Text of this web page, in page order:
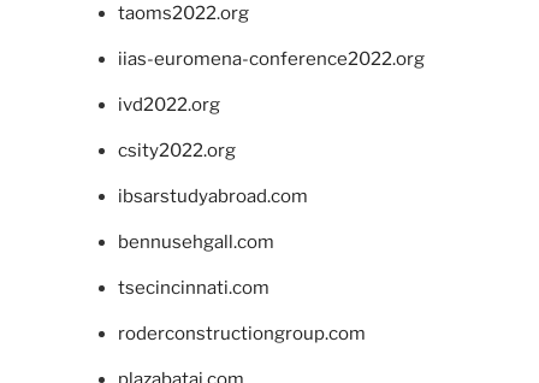
taoms2022.org
iias-euromena-conference2022.org
ivd2022.org
csity2022.org
ibsarstudyabroad.com
bennusehgall.com
tsecincinnati.com
roderconstructiongroup.com